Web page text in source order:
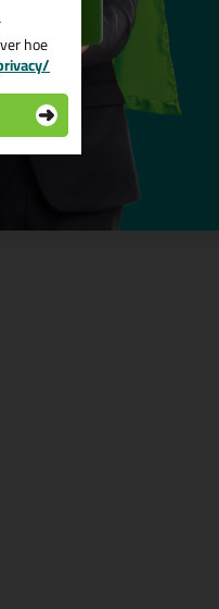
Lees alles over dit product >
hoe